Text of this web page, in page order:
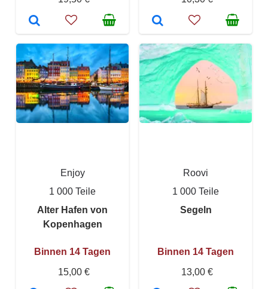
Enjoy
1 000 Teile
Alter Hafen von
Kopenhagen
Binnen 14 Tagen
15,00 €
Roovi
1 000 Teile
Segeln
Binnen 14 Tagen
13,00 €